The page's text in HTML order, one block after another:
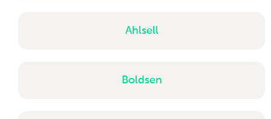
Ahlsell
Boldsen